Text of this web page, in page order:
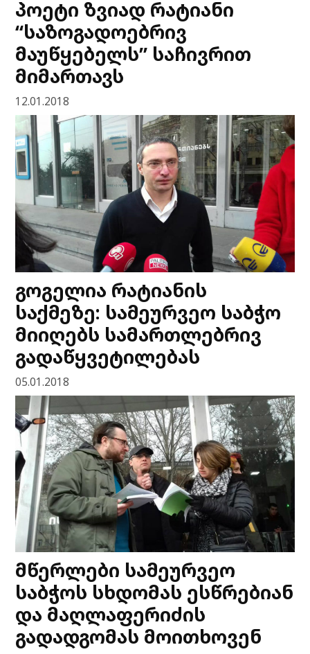
პოეტი ზვიად რატიანი
“საზოგადოებრივ
მაუწყებელს” საჩივრით
მიმართავს
12.01.2018
გოგელია რატიანის
საქმეზე: სამეურვეო საბჭო
მიიღებს სამართლებრივ
გადაწყვეტილებას
05.01.2018
მწერლები სამეურვეო
საბჭოს სხდომას ესწრებიან
და მაღლაფერიძის
გადადგომას მოითხოვენ